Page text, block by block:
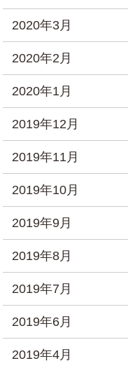
2020年3月
2020年2月
2020年1月
2019年12月
2019年11月
2019年10月
2019年9月
2019年8月
2019年7月
2019年6月
2019年4月